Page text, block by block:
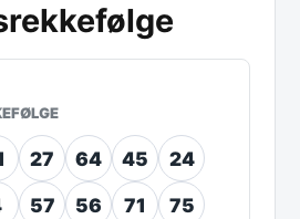
27 64 45
24
57 56 71
75